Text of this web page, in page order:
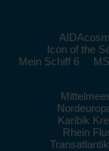
Icon of the
Mein Schiff 6
Karibik
Rhein